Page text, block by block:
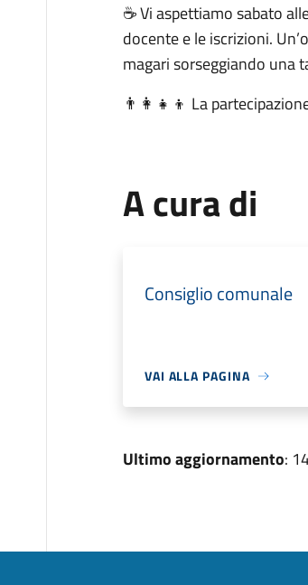
☕ Vi aspettiamo sabato
docente e le iscrizioni.
magari sorseggiando una
👨‍👩‍👧‍👦 La
A cura di
Consiglio comunale
VAI ALLA PAGINA
Ultimo aggiornamento: